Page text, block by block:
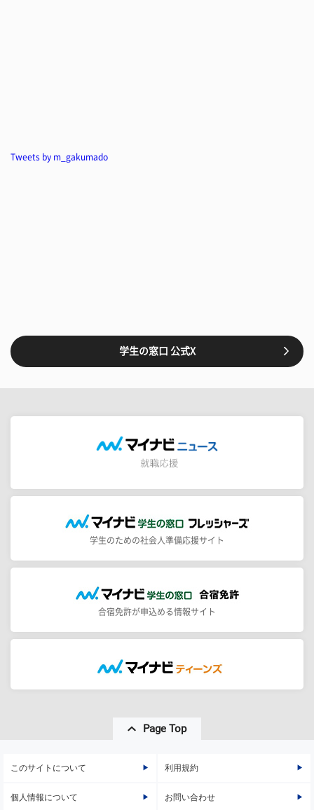
Tweets by m_gakumado
学生の窓口 公式X
学生のための社会人準備応援サイト
合宿免許が申込める情報サイト
Page Top
このサイトについて 利用規約
個人情報について お問い合わせ